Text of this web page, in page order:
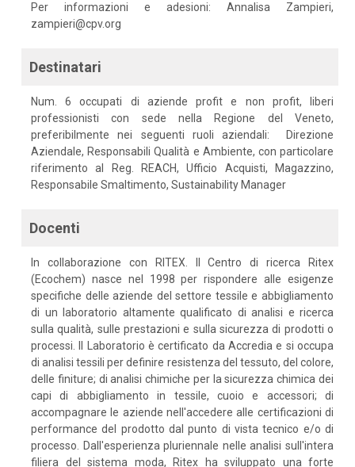
Per informazioni e adesioni: Annalisa Zampieri,
zampieri@cpv.org
Destinatari
Num. 6 occupati di aziende profit e non profit, liberi
professionisti con sede nella Regione del Veneto,
preferibilmente nei seguenti ruoli aziendali: Direzione
Aziendale, Responsabili Qualità e Ambiente, con particolare
riferimento al Reg. REACH, Ufficio Acquisti, Magazzino,
Responsabile Smaltimento, Sustainability Manager
Docenti
In collaborazione con RITEX. Il Centro di ricerca Ritex
(Ecochem) nasce nel 1998 per rispondere alle esigenze
specifiche delle aziende del settore tessile e abbigliamento
di un laboratorio altamente qualificato di analisi e ricerca
sulla qualità, sulle prestazioni e sulla sicurezza di prodotti o
processi. Il Laboratorio è certificato da Accredia e si occupa
di analisi tessili per definire resistenza del tessuto, del colore,
delle finiture; di analisi chimiche per la sicurezza chimica dei
capi di abbigliamento in tessile, cuoio e accessori; di
accompagnare le aziende nell'accedere alle certificazioni di
performance del prodotto dal punto di vista tecnico e/o di
processo. Dall'esperienza pluriennale nelle analisi sull'intera
filiera del sistema moda, Ritex ha sviluppato una forte